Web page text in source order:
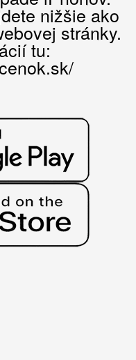
nižšie ako
stránky.
tu: